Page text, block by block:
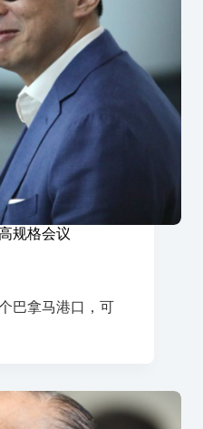
规格会议
巴拿马港口，可